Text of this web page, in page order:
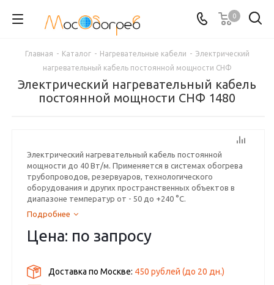
0
Главная - Каталог - Нагревательные кабели - Электрический
нагревательный кабель постоянной мощности СНФ
Электрический нагревательный кабель
постоянной мощности СНФ 1480
Электрический нагревательный кабель постоянной
мощности до 40 Вт/м. Применяется в системах обогрева
трубопроводов, резервуаров, технологического
оборудования и других пространственных объектов в
диапазоне температур от - 50 до +240 °С.
Подробнее
Цена: по запросу
Доставка по Москве: 450 рублей (до 20 дн.)